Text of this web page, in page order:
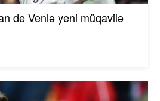
de Venlə yeni müqavilə